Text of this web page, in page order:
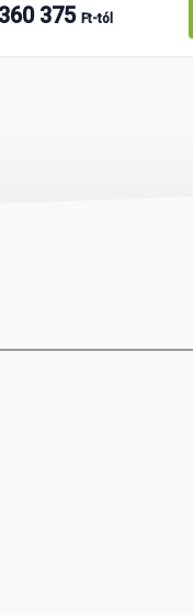
375 Ft-tól